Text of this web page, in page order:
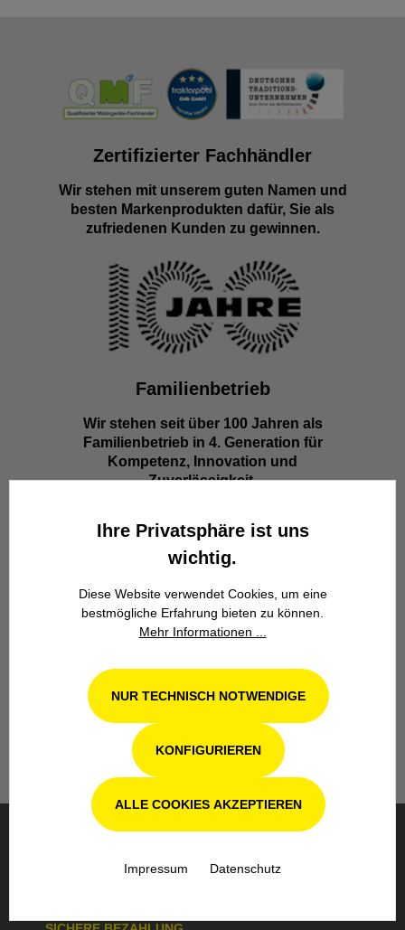
Zertifizierter Fachhändler
Wir stehen mit unserem guten Namen und
besten Markenprodukten dafür, Sie als
zufriedenen Kunden zu gewinnen.
Familienbetrieb
Wir stehen seit über 100 Jahren als
Familienbetrieb in 4. Generation für
Kompetenz, Innovation und
Zuverlässigkeit.
Werkstatt in Odenthal / Köln
Unsere Fachwerkstatt für Garten-, Forst-
und Landtechnik- Geräte in Odenthal bei
Köln steht Ihnen auch nach dem Kauf mit
Rat und Tat zur Seite.
Ihre Privatsphäre ist uns
wichtig.
Diese Website verwendet Cookies, um eine
bestmögliche Erfahrung bieten zu können.
Mehr Informationen ...
NUR TECHNISCH NOTWENDIGE
KONFIGURIEREN
ALLE COOKIES AKZEPTIEREN
Impressum Datenschutz